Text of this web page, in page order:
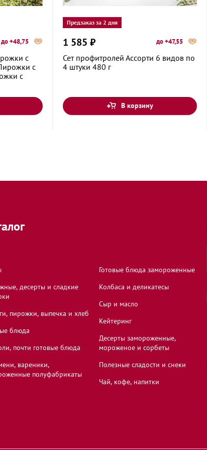
до +48,75
с
с
с
Предзаказ за 2 дня
1 585 ₽ до +47,55
Сет профитролей Ассорти 6 видов по
4 штуки 480 г
В корзину
десерты и сладкие
пирожки, выпечка и хлеб
блюда
почти готовые блюда
вареники,
полуфабрикаты
Готовые блюда замороженные
Колбаса и деликатесы
Сыр и масло
Кейтеринг
Десерты замороженные,
мороженое и сорбеты
Полезные сладости и снеки
Чай, кофе, напитки